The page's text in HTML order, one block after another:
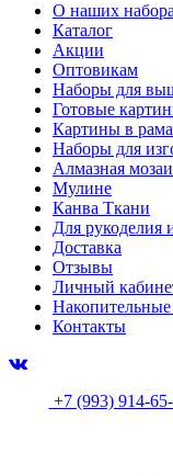
О наших
Каталог
Акции
Оптовикам
Наборы для
Готовые
Картины в
Наборы для
Алмазная
Мулине
Канва Ткани
Для рукоделия
Доставка
Отзывы
Личный
Контакты
+7 (993) 914-